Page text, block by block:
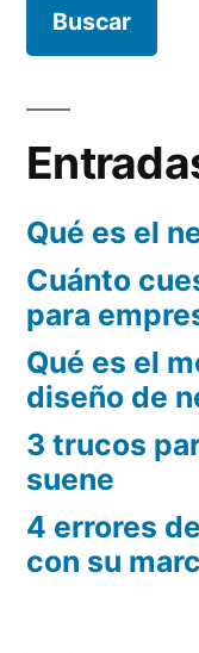
Qué es el
Cuánto
para
Qué es el
diseño de
3 trucos
suene
4 errores
con su